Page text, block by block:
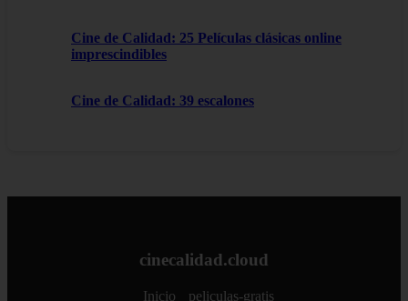
Cine de Calidad: 25 Películas clásicas online
imprescindibles
Cine de Calidad: 39 escalones
cinecalidad.cloud
Inicio peliculas-gratis